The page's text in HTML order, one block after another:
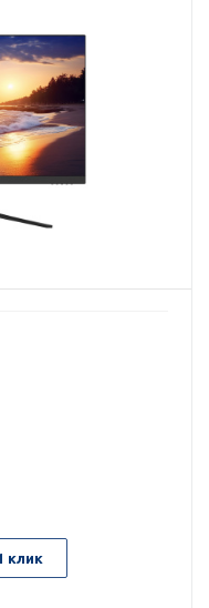
клик